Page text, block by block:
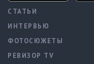
СТАТЬИ
ИНТЕРВЬЮ
ФОТОСЮЖЕТЫ
РЕВИЗОР TV